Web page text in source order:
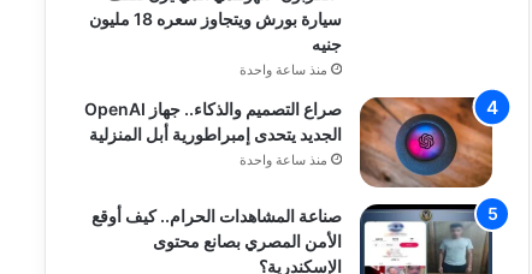
سيارة بورش ويتجاوز سعره 18 مليون
جنيه
منذ ساعة واحدة
صراع التصميم والذكاء.. جهاز OpenAI
الجديد يتحدى إمبراطورية أبل المنزلية
منذ ساعة واحدة
صناعة المشاهدات الحرام.. كيف أوقع
الأمن المصري بصانع محتوى
الإسكندرية؟